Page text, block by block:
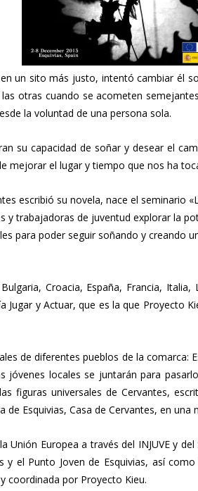
un sito más justo, intentó cambiar él
otras cuando se acometen
la voluntad de una persona sola.
su capacidad de soñar y desear el
mejorar el lugar y tiempo que nos ha
escribió su novela, nace el seminario
y trabajadoras de juventud explorar la
para poder seguir soñando y
Croacia, España, Francia,
y Actuar, que es la que Proyecto
de diferentes pueblos de la
locales se juntarán para
figuras universales de Cervantes,
Esquivias, Casa de Cervantes, en
Europea a través del INJUVE y
y el Punto Joven de Esquivias, así
coordinada por Proyecto Kieu.